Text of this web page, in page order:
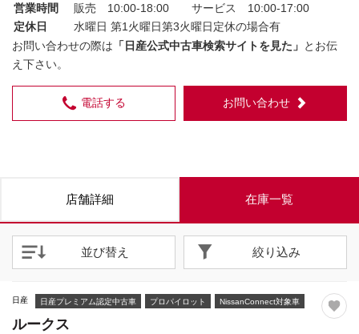
営業時間
販売 10:00-18:00 サービス 10:00-17:00
定休日
水曜日 第1火曜日第3火曜日定休の場合有
お問い合わせの際は 「日産公式中古車検索サイトを見た」 とお伝
え下さい。
電話する お問い合わせ
店舗詳細 在庫一覧
並び替え 絞り込み
日産 日産プレミアム認定中古車 プロパイロット NissanConnect対象車
ルークス